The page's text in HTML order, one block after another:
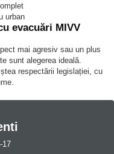
urban
evacuări MIVV
mai agresiv sau un plus
sunt alegerea ideală.
respectării legislației, cu
17